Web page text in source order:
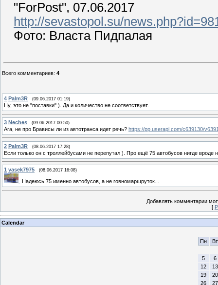
"ForPost", 07.06.2017
http://sevastopol.su/
Фото: Власта Пидпалая
Всего комментариев: 4
4 Palm3R (09.06.2017 01:19)
Ну, это не "поставки" ). Да и количество не соответствует.
3 Neches (09.06.2017 00:50)
Ага, не про Брависы ли из автотранса идет речь? https://pp.userapi.com/c639130/
2 Palm3R (08.06.2017 17:28)
Если только он с троллейбусами не перепутал ). Про ещё 75 автобусов нигде вроде
1 vasek7975 (08.06.2017 16:08)
Надеюсь 75 именно автобусов, а не говномаршруток...
Добавлять комментарии
[
Calendar
Пн Вт
5
6
12
13
19
20
26
27